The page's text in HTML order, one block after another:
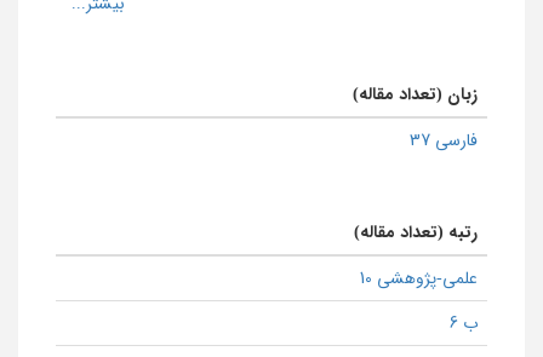
زبان (تعداد مقاله)
فارسی 37
رتبه (تعداد مقاله)
علمی-پژوهشی 10
ب 6